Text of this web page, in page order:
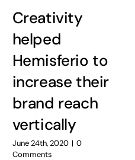
Creativity
helped
Hemisferio to
increase their
brand reach
vertically
June 24th, 2020 | 0
Comments